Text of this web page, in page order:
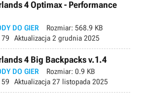
4 Optimax - Performance
DO GIER Rozmiar: 568.9 KB
79 Aktualizacja 2 grudnia 2025
4 Big Backpacks v.1.4
DO GIER Rozmiar: 0.9 KB
59 Aktualizacja 27 listopada 2025